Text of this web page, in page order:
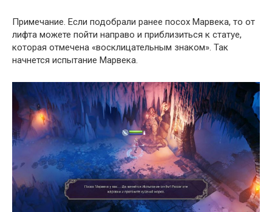
Примечание. Если подобрали ранее посох Марвека, то от
лифта можете пойти направо и приблизиться к статуе,
которая отмечена «восклицательным знаком». Так
начнется испытание Марвека.